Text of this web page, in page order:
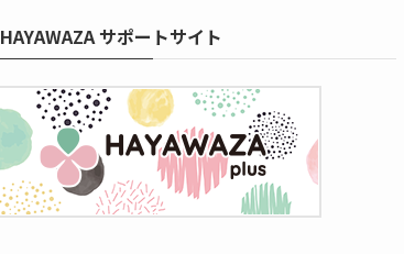
HAYAWAZA サポートサイト